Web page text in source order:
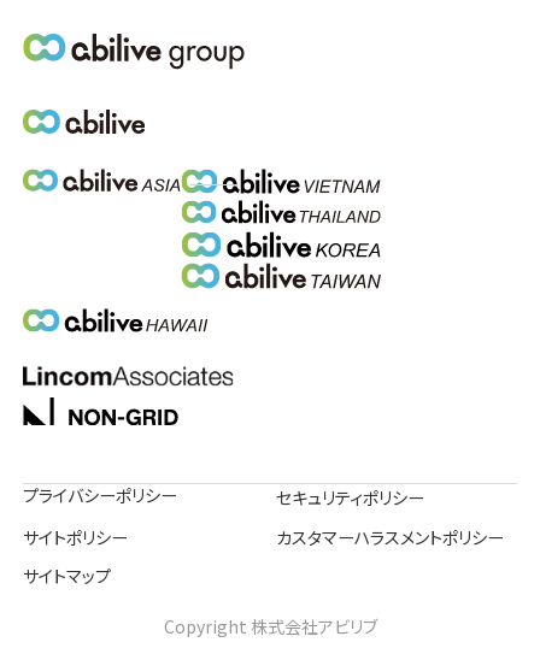
プライバシーポリシー
セキュリティポリシー
サイトポリシー
カスタマーハラスメントポリシー
サイトマップ
Copyright 株式会社アビリブ